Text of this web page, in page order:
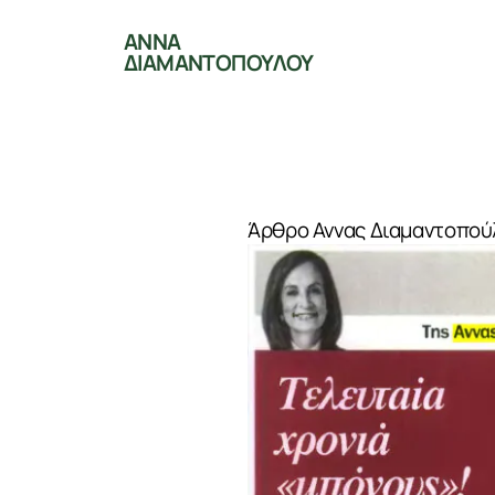
ΑΝΝΑ
ΔΙΑΜΑΝΤΟΠΟΥΛΟΥ
Άρθρο Αννας